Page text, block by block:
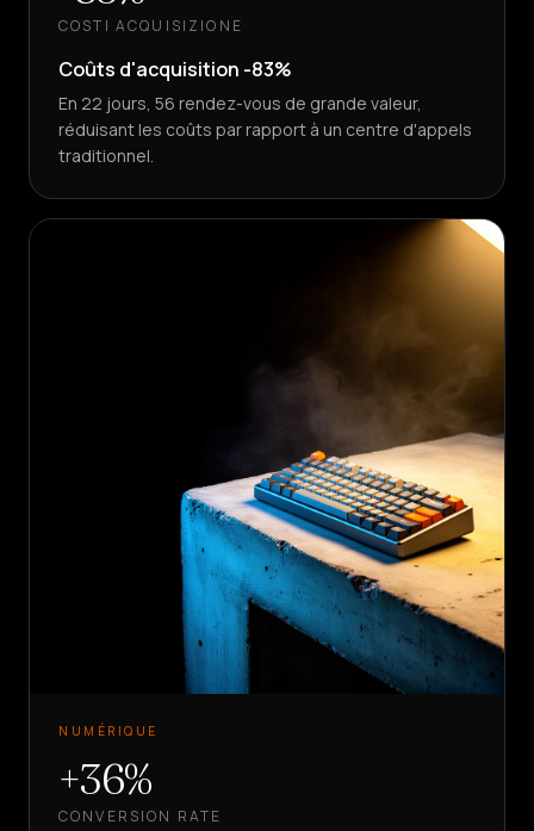
COSTI ACQUISIZIONE
Coûts d'acquisition -83%
En 22 jours, 56 rendez-vous de grande valeur,
réduisant les coûts par rapport à un centre d'appels
traditionnel.
NUMÉRIQUE
+36%
CONVERSION RATE